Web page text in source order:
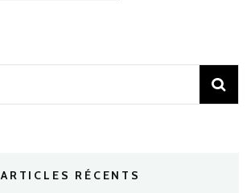
ARTICLES RÉCENTS